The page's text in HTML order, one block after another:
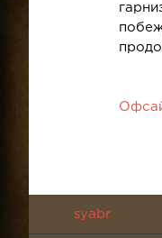
syabr